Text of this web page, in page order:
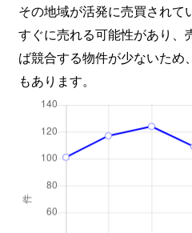
その地域が活発に売買されて
すぐに売れる可能性があり、
ば競合する物件が少ないため
もあります。